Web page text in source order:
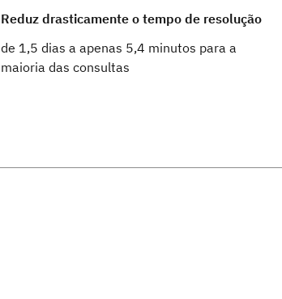
Reduz drasticamente o tempo de resolução
de 1,5 dias a apenas 5,4 minutos para a
maioria das consultas